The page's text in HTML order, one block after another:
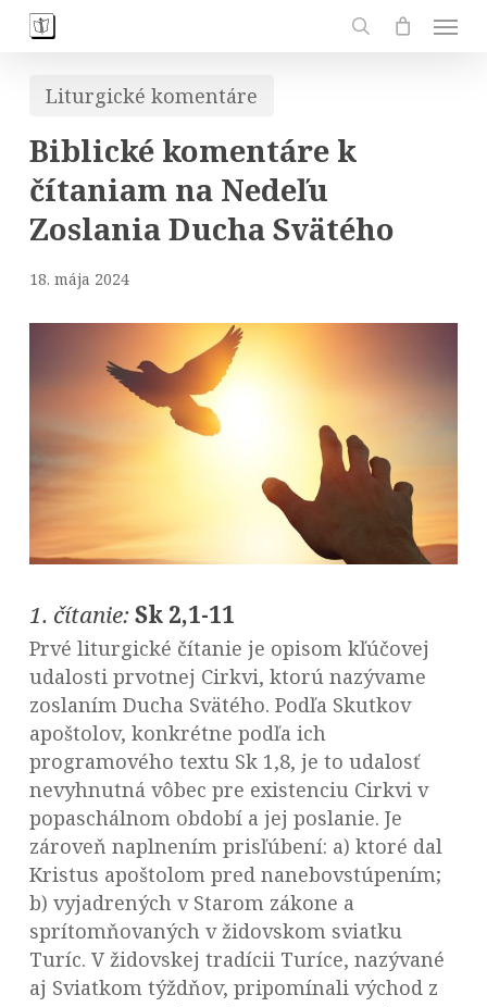
Skip
contentLiturgické komentáre
Biblické komentáre k
čítaniam na Nedeľu
Zoslania Ducha Svätého
18. mája 2024
1. čítanie: Sk 2,1-11
Prvé liturgické čítanie je opisom kľúčovej
udalosti prvotnej Cirkvi, ktorú nazývame
zoslaním Ducha Svätého. Podľa Skutkov
apoštolov, konkrétne podľa ich
programového textu Sk 1,8, je to udalosť
nevyhnutná vôbec pre existenciu Cirkvi v
popaschálnom období a jej poslanie. Je
zároveň naplnením prisľúbení: a) ktoré dal
Kristus apoštolom pred nanebovstúpením;
b) vyjadrených v Starom zákone a
sprítomňovaných v židovskom sviatku
Turíc. V židovskej tradícii Turíce, nazývané
aj Sviatkom týždňov, pripomínali východ z